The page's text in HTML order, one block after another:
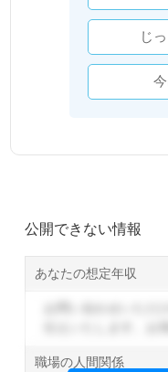
じ
公開できない情報
あなたの想定年収
職場の人間関係